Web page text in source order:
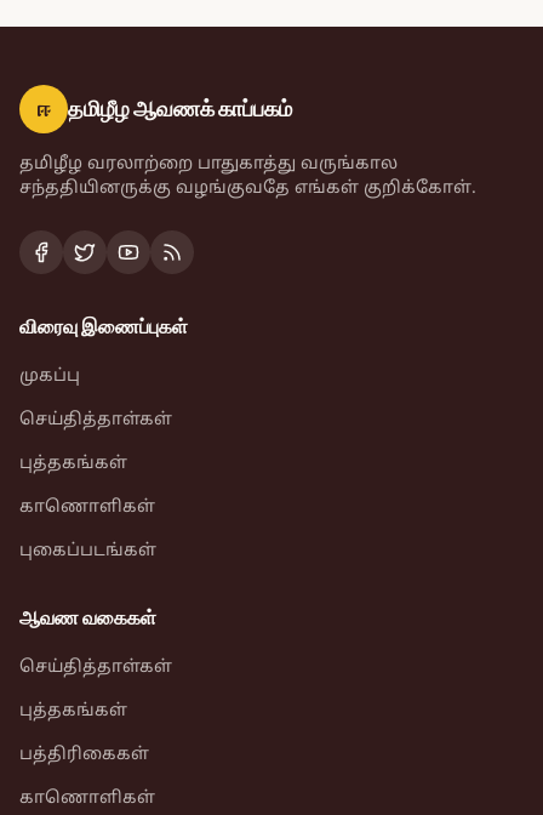
ஈ தமிழீழ ஆவணக் காப்பகம்
தமிழீழ வரலாற்றை பாதுகாத்து வருங்கால
சந்ததியினருக்கு வழங்குவதே எங்கள் குறிக்கோள்.
விரைவு இணைப்புகள்
முகப்பு
செய்தித்தாள்கள்
புத்தகங்கள்
காணொளிகள்
புகைப்படங்கள்
ஆவண வகைகள்
செய்தித்தாள்கள்
புத்தகங்கள்
பத்திரிகைகள்
காணொளிகள்